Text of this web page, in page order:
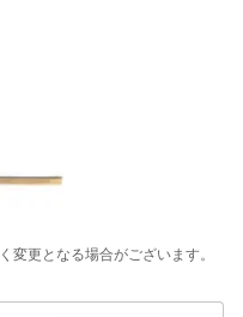
更となる場合がございます。